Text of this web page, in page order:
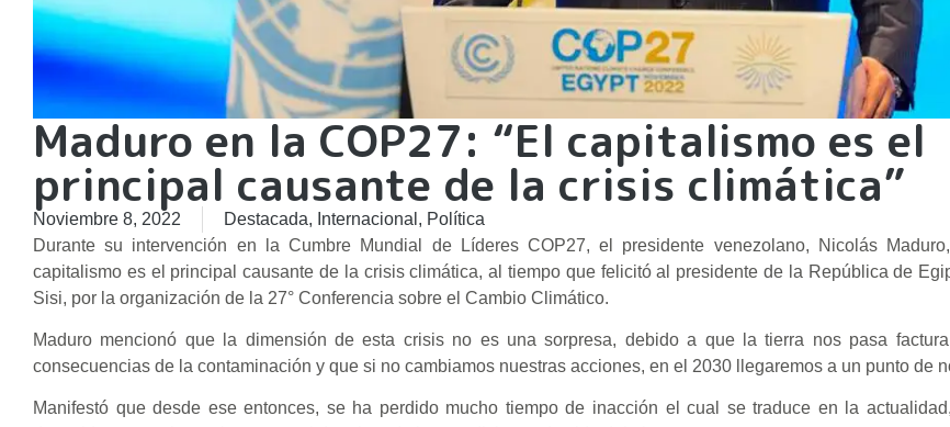
Maduro en la COP27: “El capitalismo es el
principal causante de la crisis climática”
Noviembre 8, 2022 Destacada, Internacional , Política
Durante su intervención en la Cumbre Mundial de Líderes COP27, el presidente venezolano, Nicolás
capitalismo es el principal causante de la crisis climática, al tiempo que felicitó al presidente de la República de
Sisi, por la organización de la 27° Conferencia sobre el Cambio Climático.
Maduro mencionó que la dimensión de esta crisis no es una sorpresa, debido a que la tierra nos pasa
consecuencias de la contaminación y que si no cambiamos nuestras acciones, en el 2030 llegaremos a un punto de
Manifestó que desde ese entonces, se ha perdido mucho tiempo de inacción el cual se traduce en la